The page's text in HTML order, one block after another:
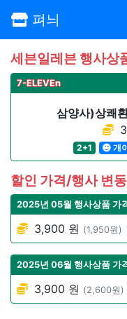
펴늬
세븐일레븐 행사상
7-ELEVEn
삼양사)상쾌
2+1
개
할인 가격/행사 변
2025년 05월 행사상품 가
3,900 원 (1,950원)
2025년 06월 행사상품 가
3,900 원 (2,600원)